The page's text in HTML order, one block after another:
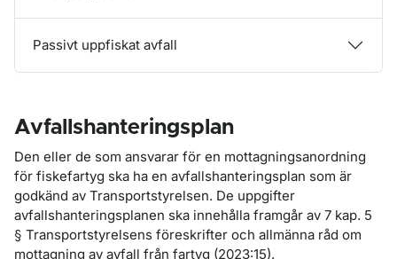
Passivt uppfiskat avfall
Avfallshanteringsplan
Den eller de som ansvarar för en mottagningsanordning
för fiskefartyg ska ha en avfallshanteringsplan som är
godkänd av Transportstyrelsen. De uppgifter
avfallshanteringsplanen ska innehålla framgår av 7 kap. 5
§ Transportstyrelsens föreskrifter och allmänna råd om
mottagning av avfall från fartyg (2023:15).